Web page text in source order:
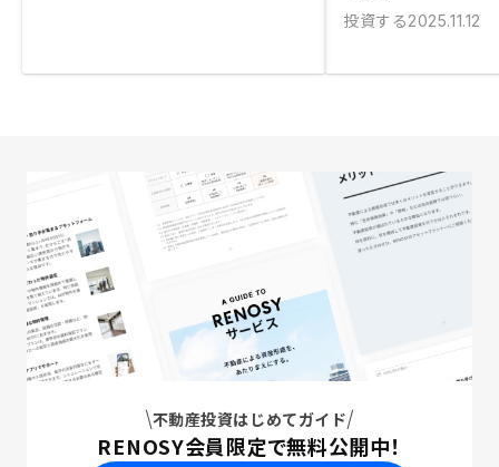
投資する2025.11.12
不動産投資はじめてガイド
RENOSY会員限定で無料公開中！